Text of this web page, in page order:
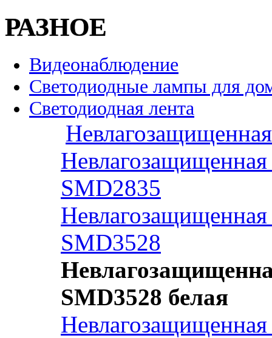
РАЗНОЕ
Видеонаблюдение
Светодиодные лампы для
Светодиодная лента
Невлагозащищенная
SMD2835
Невлагозащищенная
SMD3528
SMD3528 белая
Невлагозащищенная